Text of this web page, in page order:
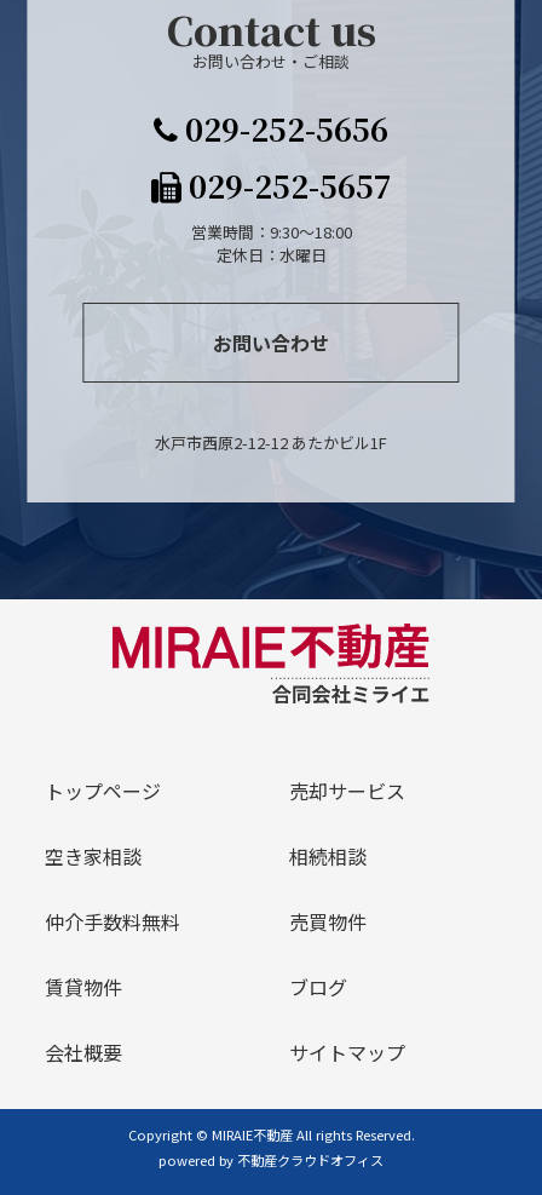
Contact us
お問い合わせ・ご相談
029-252-5656
029-252-5657
営業時間：9:30～18:00
定休日：水曜日
お問い合わせ
水戸市西原2-12-12 あたかビル1F
トップページ 売却サービス
空き家相談 相続相談
仲介手数料無料 売買物件
賃貸物件 ブログ
会社概要 サイトマップ
Copyright © MIRAIE不動産 All rights Reserved.
powered by 不動産クラウドオフィス